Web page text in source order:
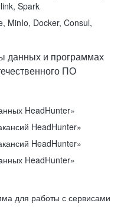
Spark
MinIo, Docker, Consul,
данных и программах
ПО
HeadHunter»
HeadHunter»
HeadHunter»
HeadHunter»
для работы с сервисами